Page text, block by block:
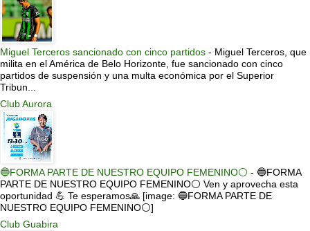
Miguel Terceros sancionado con cinco partidos - Miguel Terceros, que
milita en el América de Belo Horizonte, fue sancionado con cinco
partidos de suspensión y una multa económica por el Superior
Tribun...
Club Aurora
🔵FORMA PARTE DE NUESTRO EQUIPO FEMENINO⚪ - 🔵FORMA
PARTE DE NUESTRO EQUIPO FEMENINO⚪ Ven y aprovecha esta
oportunidad 💪 Te esperamos🙏 [image: 🔵FORMA PARTE DE
NUESTRO EQUIPO FEMENINO⚪]
Club Guabira